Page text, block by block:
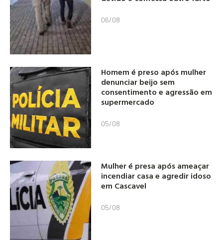
06/08
Homem é preso após mulher
denunciar beijo sem
consentimento e agressão em
supermercado
05/08
Mulher é presa após ameaçar
incendiar casa e agredir idoso
em Cascavel
05/08